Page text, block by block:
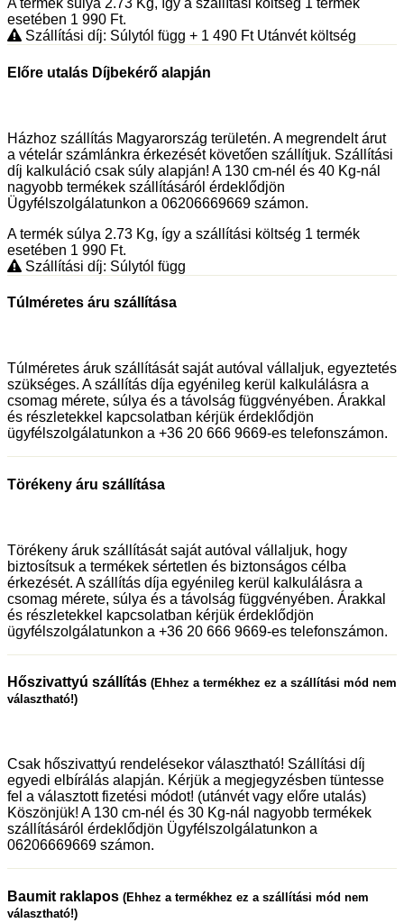
A termék súlya 2.73 Kg, így a szállítási költség 1 termék
esetében 1 990 Ft.
Szállítási díj: Súlytól függ + 1 490 FtUtánvét költség
Előre utalás Díjbekérő alapján
Házhoz szállítás Magyarország területén. A megrendelt árut
a vételár számlánkra érkezését követően szállítjuk. Szállítási
díj kalkuláció csak súly alapján! A 130 cm-nél és 40 Kg-nál
nagyobb termékek szállításáról érdeklődjön
Ügyfélszolgálatunkon a 06206669669 számon.
A termék súlya 2.73 Kg, így a szállítási költség 1 termék
esetében 1 990 Ft.
Szállítási díj: Súlytól függ
Túlméretes áru szállítása
Túlméretes áruk szállítását saját autóval vállaljuk, egyeztetés
szükséges. A szállítás díja egyénileg kerül kalkulálásra a
csomag mérete, súlya és a távolság függvényében. Árakkal
és részletekkel kapcsolatban kérjük érdeklődjön
ügyfélszolgálatunkon a +36 20 666 9669-es telefonszámon.
Törékeny áru szállítása
Törékeny áruk szállítását saját autóval vállaljuk, hogy
biztosítsuk a termékek sértetlen és biztonságos célba
érkezését. A szállítás díja egyénileg kerül kalkulálásra a
csomag mérete, súlya és a távolság függvényében. Árakkal
és részletekkel kapcsolatban kérjük érdeklődjön
ügyfélszolgálatunkon a +36 20 666 9669-es telefonszámon.
Hőszivattyú szállítás (Ehhez a termékhez ez a szállítási mód nem
választható!)
Csak hőszivattyú rendelésekor választható! Szállítási díj
egyedi elbírálás alapján. Kérjük a megjegyzésben tüntesse
fel a választott fizetési módot! (utánvét vagy előre utalás)
Köszönjük! A 130 cm-nél és 30 Kg-nál nagyobb termékek
szállításáról érdeklődjön Ügyfélszolgálatunkon a
06206669669 számon.
Baumit raklapos (Ehhez a termékhez ez a szállítási mód nem
választható!)